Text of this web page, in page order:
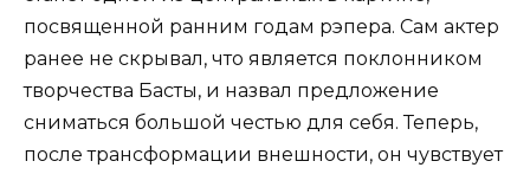
посвященной ранним годам рэпера. Сам актер
ранее не скрывал, что является поклонником
творчества Басты, и назвал предложение
сниматься большой честью для себя. Теперь,
после трансформации внешности, он чувствует